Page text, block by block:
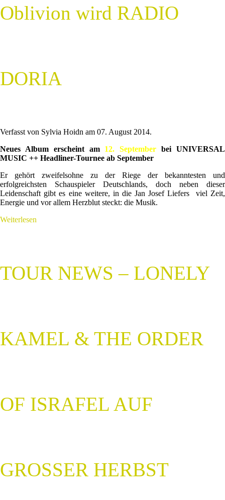
Oblivion wird RADIO
DORIA
Verfasst von Sylvia Hoidn am 07. August 2014.
Neues Album erscheint am 12. September bei UNIVERSAL
MUSIC ++ Headliner-Tournee ab September
Er gehört zweifelsohne zu der Riege der bekanntesten und
erfolgreichsten Schauspieler Deutschlands, doch neben dieser
Leidenschaft gibt es eine weitere, in die Jan Josef Liefers viel Zeit,
Energie und vor allem Herzblut steckt: die Musik.
Weiterlesen
TOUR NEWS – LONELY
KAMEL & THE ORDER
OF ISRAFEL AUF
GROSSER HERBST